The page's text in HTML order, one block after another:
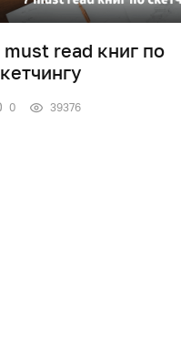
must read книг по
0 39376